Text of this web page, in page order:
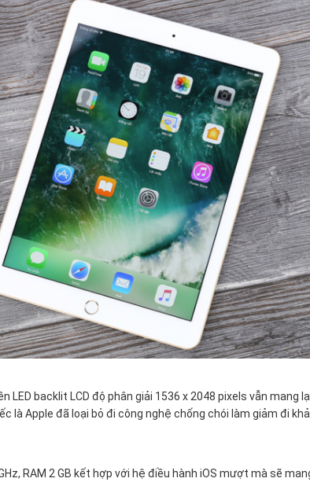
backlit LCD độ phân giải 1536 x 2048 pixels vẫn mang
là Apple đã loại bỏ đi công nghệ chống chói làm giảm đi
RAM 2 GB kết hợp với hệ điều hành iOS mượt mà sẽ